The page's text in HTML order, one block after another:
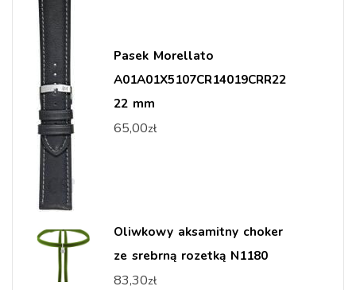
Pasek Morellato
A01A01X5107CR14019CRR22
22 mm
65,00zł
Oliwkowy aksamitny choker
ze srebrną rozetką N1180
83,30zł